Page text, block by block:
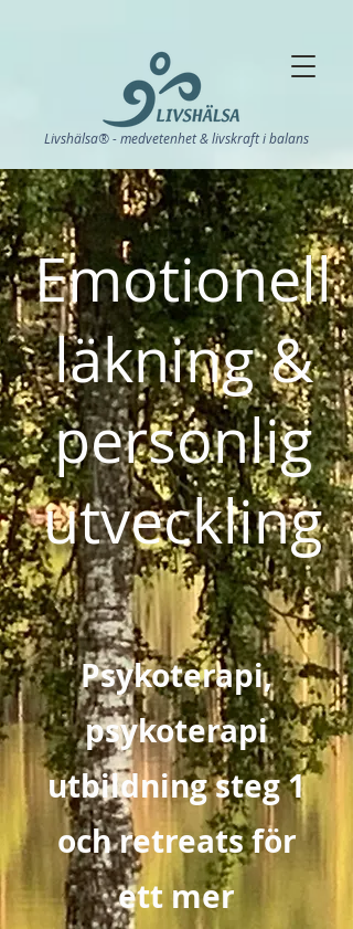
Livshälsa® - medvetenhet & livskraft i balans
Emotionell
läkning &
personlig
utveckling
Psykoterapi,
psykoterapi
utbildning steg 1
och retreats för
ett mer